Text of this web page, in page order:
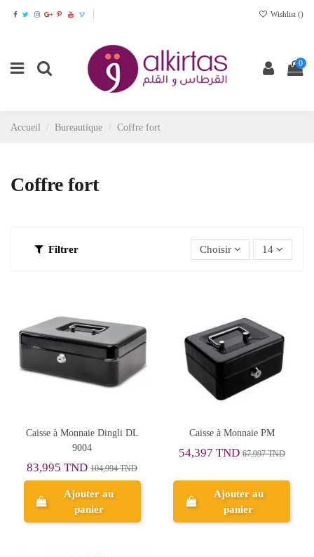
Wishlist ()
0
Accueil Bureautique Coffre fort
Coffre fort
Filtrer Choisir 14
Caisse à Monnaie Dingli DL
9004
83,995 TND104,994 TND
Ajouter au
panier
Caisse à Monnaie PM
54,397 TND 67,997 TND
Ajouter au
panier